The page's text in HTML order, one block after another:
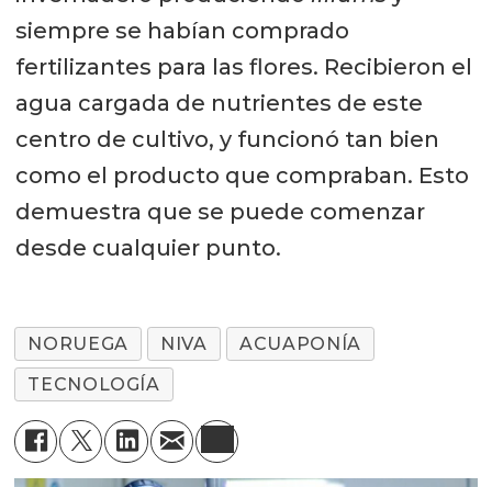
siempre se habían comprado
fertilizantes para las flores. Recibieron el
agua cargada de nutrientes de este
centro de cultivo, y funcionó tan bien
como el producto que compraban. Esto
demuestra que se puede comenzar
desde cualquier punto.
NORUEGA NIVA
ACUAPONÍA
TECNOLOGÍA